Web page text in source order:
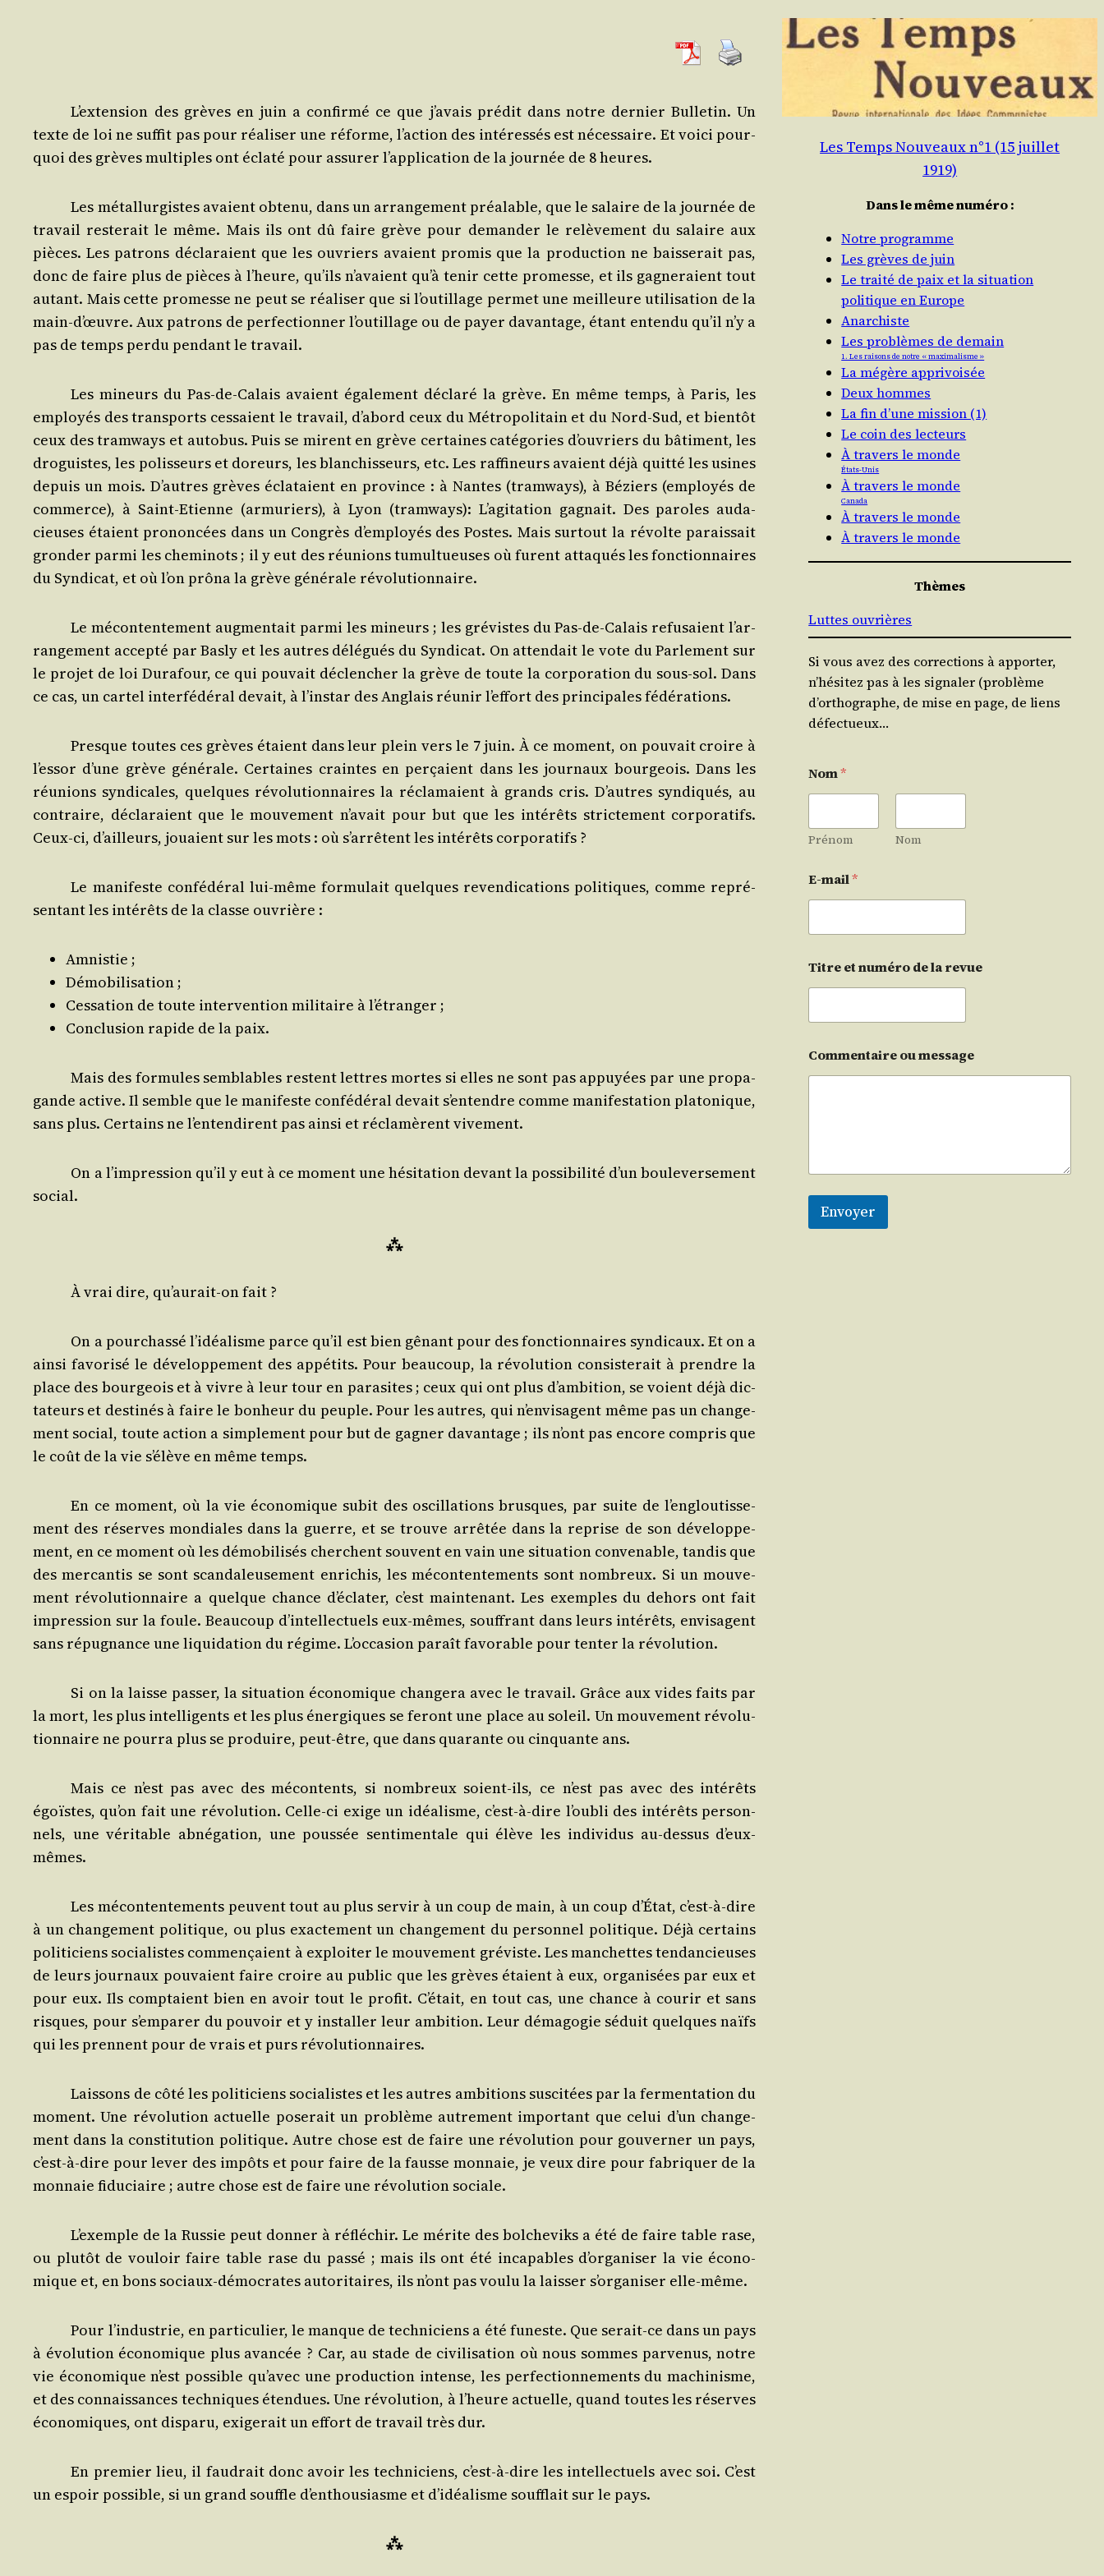
L’ex­ten­sion des grèves en juin a confir­mé ce que j’a­vais pré­dit dans notre der­nier Bul­le­tin. Un
texte de loi ne suf­fit pas pour réa­li­ser une réforme, l’ac­tion des inté­res­sés est néces­saire. Et voi­ci pour­
quoi des grèves mul­tiples ont écla­té pour assu­rer l’ap­pli­ca­tion de la jour­née de 8 heures.
Les métal­lur­gistes avaient obte­nu, dans un arran­ge­ment préa­lable, que le salaire de la jour­née de
tra­vail res­te­rait le même. Mais ils ont dû faire grève pour deman­der le relè­ve­ment du salaire aux
pièces. Les patrons décla­raient que les ouvriers avaient pro­mis que la pro­duc­tion ne bais­se­rait pas,
donc de faire plus de pièces à l’heure, qu’ils n’a­vaient qu’à tenir cette pro­messe, et ils gagne­raient tout
autant. Mais cette pro­messe ne peut se réa­li­ser que si l’ou­tillage per­met une meilleure uti­li­sa­tion de la
main-d’œuvre. Aux patrons de per­fec­tion­ner l’ou­tillage ou de payer davan­tage, étant enten­du qu’il n’y a
pas de temps per­du pen­dant le travail.
Les mineurs du Pas-de-Calais avaient éga­le­ment décla­ré la grève. En même temps, à Paris, les
employés des trans­ports ces­saient le tra­vail, d’a­bord ceux du Métro­po­li­tain et du Nord-Sud, et bien­tôt
ceux des tram­ways et auto­bus. Puis se mirent en grève cer­taines caté­go­ries d’ou­vriers du bâti­ment, les
dro­guistes, les polis­seurs et doreurs, les blan­chis­seurs, etc. Les raf­fi­neurs avaient déjà quit­té les usines
depuis un mois. D’autres grèves écla­taient en pro­vince : à Nantes (tram­ways), à Béziers (employés de
com­merce), à Saint-Etienne (armu­riers), à Lyon (tram­ways): L’a­gi­ta­tion gagnait. Des paroles auda­
cieuses étaient pro­non­cées dans un Congrès d’employés des Postes. Mais sur­tout la révolte parais­sait
gron­der par­mi les che­mi­nots ; il y eut des réunions tumul­tueuses où furent atta­qués les fonc­tion­naires
du Syn­di­cat, et où l’on prô­na la grève géné­rale révolutionnaire.
Le mécon­ten­te­ment aug­men­tait par­mi les mineurs ; les gré­vistes du Pas-de-Calais refu­saient l’ar­
ran­ge­ment accep­té par Bas­ly et les autres délé­gués du Syn­di­cat. On atten­dait le vote du Par­le­ment sur
le pro­jet de loi Dura­four, ce qui pou­vait déclen­cher la grève de toute la cor­po­ra­tion du sous-sol. Dans
ce cas, un car­tel inter­fé­dé­ral devait, à l’ins­tar des Anglais réunir l’ef­fort des prin­ci­pales fédérations.
Presque toutes ces grèves étaient dans leur plein vers le 7 juin. À ce moment, on pou­vait croire à
l’es­sor d’une grève géné­rale. Cer­taines craintes en per­çaient dans les jour­naux bour­geois. Dans les
réunions syn­di­cales, quelques révo­lu­tion­naires la récla­maient à grands cris. D’autres syn­di­qués, au
contraire, décla­raient que le mou­ve­ment n’a­vait pour but que les inté­rêts stric­te­ment cor­po­ra­tifs.
Ceux-ci, d’ailleurs, jouaient sur les mots : où s’ar­rêtent les inté­rêts corporatifs ?
Le mani­feste confé­dé­ral lui-même for­mu­lait quelques reven­di­ca­tions poli­tiques, comme repré­
sen­tant les inté­rêts de la classe ouvrière :
Amnis­tie ;
Démo­bi­li­sa­tion ;
Ces­sa­tion de toute inter­ven­tion mili­taire à l’étranger ;
Conclu­sion rapide de la paix.
Mais des for­mules sem­blables res­tent lettres mortes si elles ne sont pas appuyées par une pro­pa­
gande active. Il semble que le mani­feste confé­dé­ral devait s’en­tendre comme mani­fes­ta­tion pla­to­nique,
sans plus. Cer­tains ne l’en­ten­dirent pas ain­si et récla­mèrent vivement.
On a l’im­pres­sion qu’il y eut à ce moment une hési­ta­tion devant la pos­si­bi­li­té d’un bou­le­ver­se­ment
social.
⁂
À vrai dire, qu’au­rait-on fait ?
On a pour­chas­sé l’i­déa­lisme parce qu’il est bien gênant pour des fonc­tion­naires syn­di­caux. Et on a
ain­si favo­ri­sé le déve­lop­pe­ment des appé­tits. Pour beau­coup, la révo­lu­tion consis­te­rait à prendre la
place des bour­geois et à vivre à leur tour en para­sites ; ceux qui ont plus d’am­bi­tion, se voient déjà dic­
ta­teurs et des­ti­nés à faire le bon­heur du peuple. Pour les autres, qui n’en­vi­sagent même pas un chan­ge­
ment social, toute action a sim­ple­ment pour but de gagner davan­tage ; ils n’ont pas encore com­pris que
le coût de la vie s’é­lève en même temps.
En ce moment, où la vie éco­no­mique subit des oscil­la­tions brusques, par suite de l’en­glou­tis­se­
ment des réserves mon­diales dans la guerre, et se trouve arrê­tée dans la reprise de son déve­lop­pe­
ment, en ce moment où les démo­bi­li­sés cherchent sou­vent en vain une situa­tion conve­nable, tan­dis que
des mer­can­tis se sont scan­da­leu­se­ment enri­chis, les mécon­ten­te­ments sont nom­breux. Si un mou­ve­
ment révo­lu­tion­naire a quelque chance d’é­cla­ter, c’est main­te­nant. Les exemples du dehors ont fait
impres­sion sur la foule. Beau­coup d’in­tel­lec­tuels eux-mêmes, souf­frant dans leurs inté­rêts, envi­sagent
sans répu­gnance une liqui­da­tion du régime. L’oc­ca­sion paraît favo­rable pour ten­ter la révolution.
Si on la laisse pas­ser, la situa­tion éco­no­mique chan­ge­ra avec le tra­vail. Grâce aux vides faits par
la mort, les plus intel­li­gents et les plus éner­giques se feront une place au soleil. Un mou­ve­ment révo­lu­
tion­naire ne pour­ra plus se pro­duire, peut-être, que dans qua­rante ou cin­quante ans.
Mais ce n’est pas avec des mécon­tents, si nom­breux soient-ils, ce n’est pas avec des inté­rêts
égoïstes, qu’on fait une révo­lu­tion. Celle-ci exige un idéa­lisme, c’est-à-dire l’ou­bli des inté­rêts per­son­
nels, une véri­table abné­ga­tion, une pous­sée sen­ti­men­tale qui élève les indi­vi­dus au-des­sus d’eux-
mêmes.
Les mécon­ten­te­ments peuvent tout au plus ser­vir à un coup de main, à un coup d’É­tat, c’est-à-dire
à un chan­ge­ment poli­tique, ou plus exac­te­ment un chan­ge­ment du per­son­nel poli­tique. Déjà cer­tains
poli­ti­ciens socia­listes com­men­çaient à exploi­ter le mou­ve­ment gré­viste. Les man­chettes ten­dan­cieuses
de leurs jour­naux pou­vaient faire croire au public que les grèves étaient à eux, orga­ni­sées par eux et
pour eux. Ils comp­taient bien en avoir tout le pro­fit. C’é­tait, en tout cas, une chance à cou­rir et sans
risques, pour s’emparer du pou­voir et y ins­tal­ler leur ambi­tion. Leur déma­go­gie séduit quelques naïfs
qui les prennent pour de vrais et purs révolutionnaires.
Lais­sons de côté les poli­ti­ciens socia­listes et les autres ambi­tions sus­ci­tées par la fer­men­ta­tion du
moment. Une révo­lu­tion actuelle pose­rait un pro­blème autre­ment impor­tant que celui d’un chan­ge­
ment dans la consti­tu­tion poli­tique. Autre chose est de faire une révo­lu­tion pour gou­ver­ner un pays,
c’est-à-dire pour lever des impôts et pour faire de la fausse mon­naie, je veux dire pour fabri­quer de la
mon­naie fidu­ciaire ; autre chose est de faire une révo­lu­tion sociale.
L’exemple de la Rus­sie peut don­ner à réflé­chir. Le mérite des bol­che­viks a été de faire table rase,
ou plu­tôt de vou­loir faire table rase du pas­sé ; mais ils ont été inca­pables d’or­ga­ni­ser la vie éco­no­
mique et, en bons sociaux-démo­crates auto­ri­taires, ils n’ont pas vou­lu la lais­ser s’or­ga­ni­ser elle-même.
Pour l’in­dus­trie, en par­ti­cu­lier, le manque de tech­ni­ciens a été funeste. Que serait-ce dans un pays
à évo­lu­tion éco­no­mique plus avan­cée ? Car, au stade de civi­li­sa­tion où nous sommes par­ve­nus, notre
vie éco­no­mique n’est pos­sible qu’a­vec une pro­duc­tion intense, les per­fec­tion­ne­ments du machi­nisme,
et des connais­sances tech­niques éten­dues. Une révo­lu­tion, à l’heure actuelle, quand toutes les réserves
éco­no­miques, ont dis­pa­ru, exi­ge­rait un effort de tra­vail très dur.
En pre­mier lieu, il fau­drait donc avoir les tech­ni­ciens, c’est-à-dire les intel­lec­tuels avec soi. C’est
un espoir pos­sible, si un grand souffle d’en­thou­siasme et d’i­déa­lisme souf­flait sur le pays.
⁂
Les Temps Nouveaux n°1 (15 juillet
1919)
Dans le même numéro :
Notre programme
Les grèves de juin
Le traité de paix et la situation
politique en Europe
Anarchiste
Les problèmes de demain
1. Les raisons de notre « maximalisme »
La mégère apprivoisée
Deux hommes
La fin d’une mission (1)
Le coin des lecteurs
À travers le monde
États-Unis
À travers le monde
Canada
À travers le monde
À travers le monde
Thèmes
Luttes ouvrières
Si vous avez des corrections à apporter,
n’hésitez pas à les signaler (problème
d’orthographe, de mise en page, de liens
défectueux…
Nom*
Prénom Nom
E-mail*
Titre et numéro de la revue
Commentaire ou message
Envoyer